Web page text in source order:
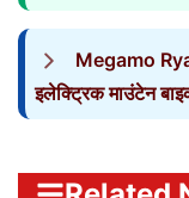
Megamo
इलेक्ट्रिक माउंटेन